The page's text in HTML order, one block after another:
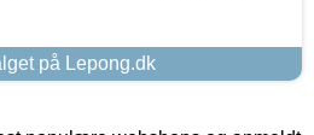
på Lepong.dk